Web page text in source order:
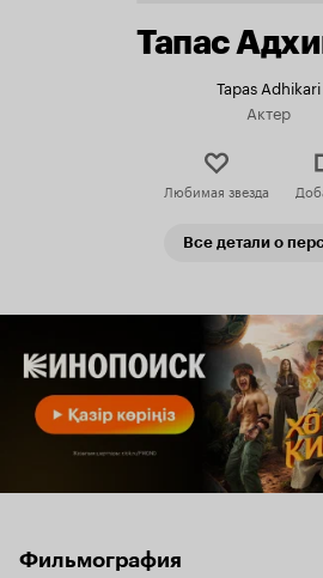
Тапас
Tapas Adhikari
Актер
Любимая звезда
Все детали о
Фильмография